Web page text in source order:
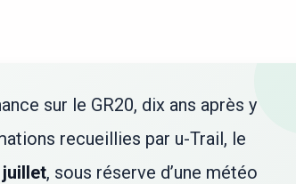
sur le GR20, dix ans après y
recueillies par u-Trail, le
, sous réserve d’une météo